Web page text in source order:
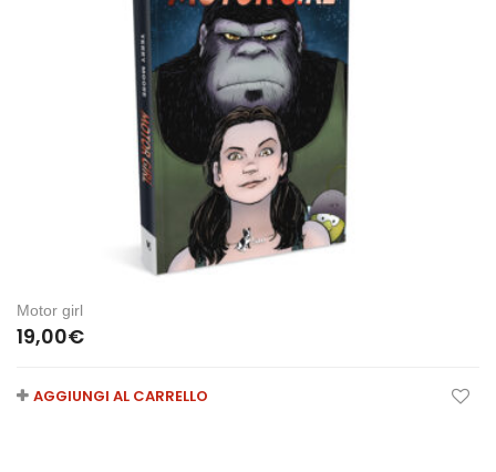
Motor girl
19,00€
AGGIUNGI AL CARRELLO